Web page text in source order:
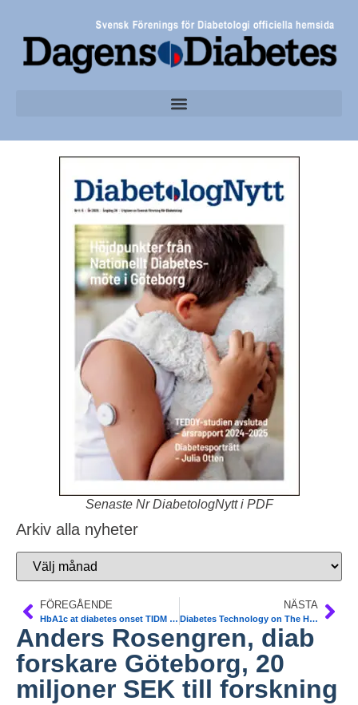
Senaste Nr DiabetologNytt i PDF
Arkiv alla nyheter
FÖREGÅENDE
HbA1c at diabetes onset TIDM predicts later glycemic response among children. Pediatric Diabetes
NÄSTA
Diabetes Technology on The Horizon 2020
Anders Rosengren, diab
forskare Göteborg, 20
miljoner SEK till forskning